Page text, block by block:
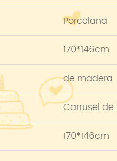
Porcelana
170*146cm
de madera
Carrusel
170*146cm